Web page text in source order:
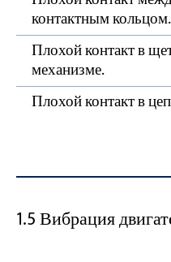
контактным кольцом.
Плохой контакт в
механизме.
Плохой контакт в
1.5 Вибрация